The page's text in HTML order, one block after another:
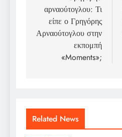
αρναούτογλου: Τι
είπε ο Γρηγόρης
Αρναούτογλου στην
εκπομπή
«Moments»;
Related News